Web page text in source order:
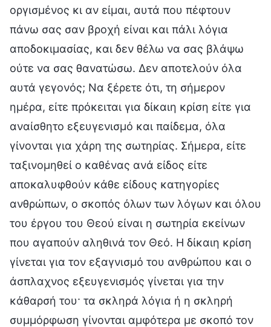
οργισμένος κι αν είμαι, αυτά που πέφτουν
πάνω σας σαν βροχή είναι και πάλι λόγια
αποδοκιμασίας, και δεν θέλω να σας βλάψω
ούτε να σας θανατώσω. Δεν αποτελούν όλα
αυτά γεγονός; Να ξέρετε ότι, τη σήμερον
ημέρα, είτε πρόκειται για δίκαιη κρίση είτε για
αναίσθητο εξευγενισμό και παίδεμα, όλα
γίνονται για χάρη της σωτηρίας. Σήμερα, είτε
ταξινομηθεί ο καθένας ανά είδος είτε
αποκαλυφθούν κάθε είδους κατηγορίες
ανθρώπων, ο σκοπός όλων των λόγων και όλου
του έργου του Θεού είναι η σωτηρία εκείνων
που αγαπούν αληθινά τον Θεό. Η δίκαιη κρίση
γίνεται για τον εξαγνισμό του ανθρώπου και ο
άσπλαχνος εξευγενισμός γίνεται για την
κάθαρσή του· τα σκληρά λόγια ή η σκληρή
συμμόρφωση γίνονται αμφότερα με σκοπό τον